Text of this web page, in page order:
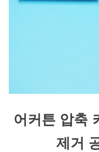
어커튼 압축
제거